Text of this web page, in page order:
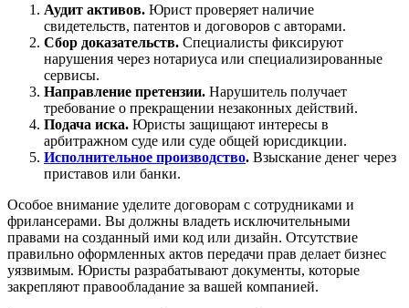
Аудит активов. Юрист проверяет наличие
свидетельств, патентов и договоров с авторами.
Сбор доказательств. Специалисты фиксируют
нарушения через нотариуса или специализированные
сервисы.
Направление претензии. Нарушитель получает
требование о прекращении незаконных действий.
Подача иска. Юристы защищают интересы в
арбитражном суде или суде общей юрисдикции.
Исполнительное производство. Взыскание денег через
приставов или банки.
Особое внимание уделите договорам с сотрудниками и
фрилансерами. Вы должны владеть исключительными
правами на созданный ими код или дизайн. Отсутствие
правильно оформленных актов передачи прав делает бизнес
уязвимым. Юристы разрабатывают документы, которые
закрепляют правообладание за вашей компанией.